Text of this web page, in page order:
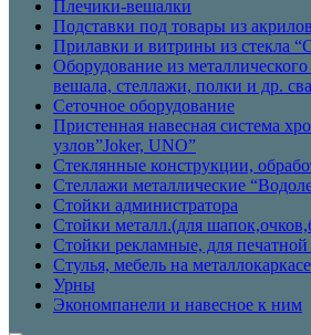
Плечики-вешалки
Подставки под товары из
Прилавки и витрины из стекла
Оборудование из
вешала, стеллажи, полки и др.
Сеточное оборудование
Пристенная навесная система
узлов”Joker, UNO”
Стеклянные конструкции,
Стеллажи металлические
Стойки администратора
Стойки металл.(для
Стойки рекламные, для
Стулья, мебель на металлокаркасе
Урны
Экономпанели и навесное к ним